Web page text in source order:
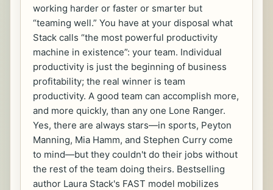
working harder or faster or smarter but
“teaming well.” You have at your disposal what
Stack calls “the most powerful productivity
machine in existence”: your team. Individual
productivity is just the beginning of business
profitability; the real winner is team
productivity. A good team can accomplish more,
and more quickly, than any one Lone Ranger.
Yes, there are always stars—in sports, Peyton
Manning, Mia Hamm, and Stephen Curry come
to mind—but they couldn't do their jobs without
the rest of the team doing theirs. Bestselling
author Laura Stack's FAST model mobilizes